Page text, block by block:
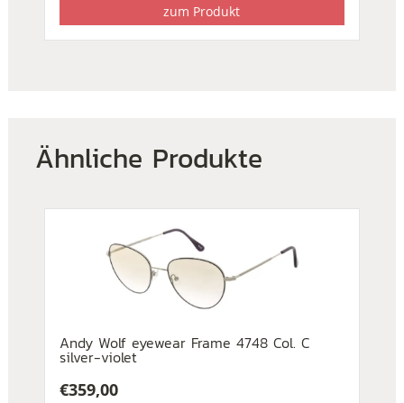
zum Produkt
Ähnliche Produkte
Andy Wolf eyewear Frame 4748 Col. C
silver-violet
€359,00